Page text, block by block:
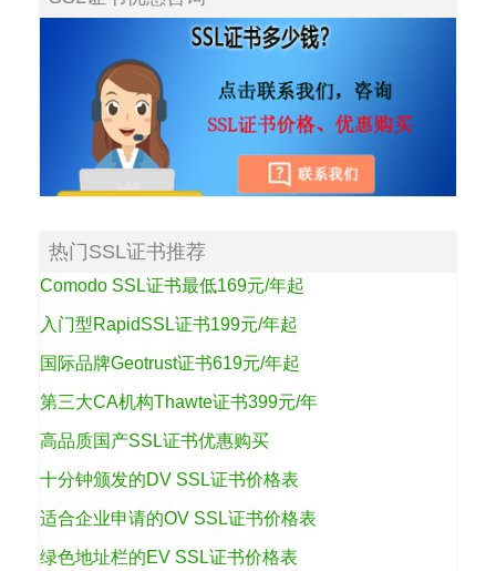
热门SSL证书推荐
Comodo SSL证书最低169元/年起
入门型RapidSSL证书199元/年起
国际品牌Geotrust证书619元/年起
第三大CA机构Thawte证书399元/年
高品质国产SSL证书优惠购买
十分钟颁发的DV SSL证书价格表
适合企业申请的OV SSL证书价格表
绿色地址栏的EV SSL证书价格表